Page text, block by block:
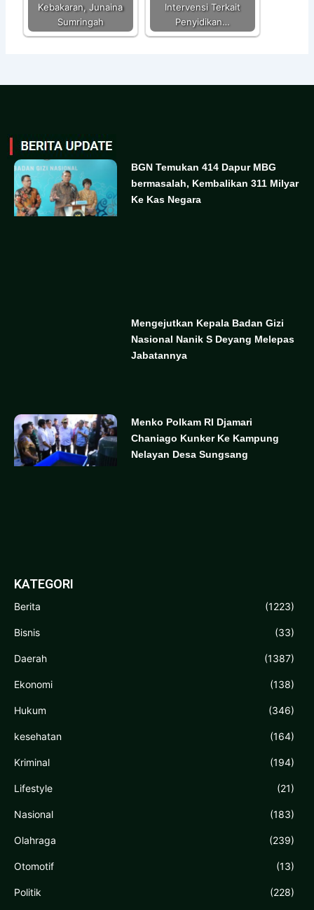
Kebakaran, Junaina
Sumringah
Intervensi Terkait
Penyidikan…
BGN Temukan 414 Dapur MBG
bermasalah, Kembalikan 311 Milyar
Ke Kas Negara
Mengejutkan Kepala Badan Gizi
Nasional Nanik S Deyang Melepas
Jabatannya
Menko Polkam RI Djamari
Chaniago Kunker Ke Kampung
Nelayan Desa Sungsang
KATEGORI
Berita (1223)
Bisnis (33)
Daerah (1387)
Ekonomi (138)
Hukum (346)
kesehatan (164)
Kriminal (194)
Lifestyle (21)
Nasional (183)
Olahraga (239)
Otomotif (13)
Politik (228)